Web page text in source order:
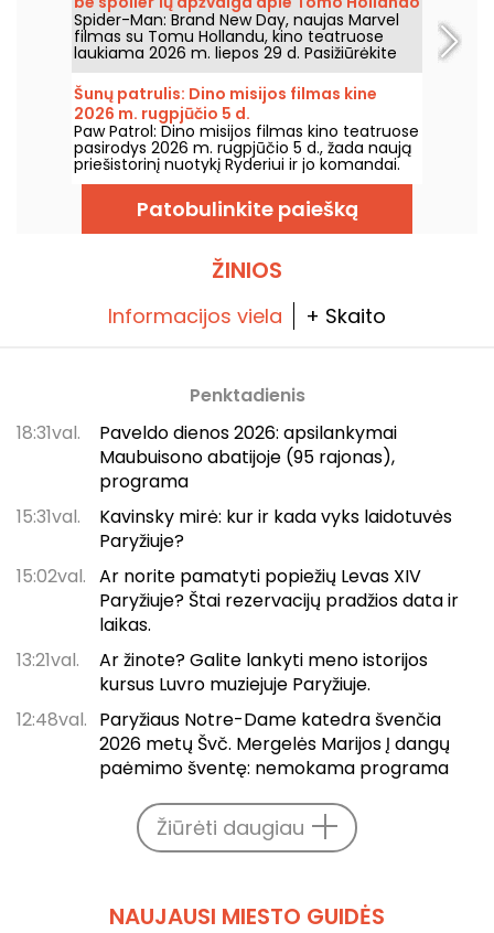
grįžimą į Žmogų-Vorą
Spider-Man: Brand New Day, naujas Marvel
filmas su Tomu Hollandu, kino teatruose
laukiama 2026 m. liepos 29 d. Pasižiūrėkite
mūsų apžvalgą!
Šunų patrulis: Dino misijos filmas kine
2026 m. rugpjūčio 5 d.
Paw Patrol: Dino misijos filmas kino teatruose
pasirodys 2026 m. rugpjūčio 5 d., žada naują
priešistorinį nuotykį Ryderiui ir jo komandai.
Patobulinkite paiešką
ŽINIOS
Informacijos viela + Skaito
Penktadienis
18:31val.
Paveldo dienos 2026: apsilankymai
Maubuisono abatijoje (95 rajonas),
programa
15:31val.
Kavinsky mirė: kur ir kada vyks laidotuvės
Paryžiuje?
15:02val. Ar norite pamatyti popiežių Levas XIV
Paryžiuje? Štai rezervacijų pradžios data ir
laikas.
13:21val.
Ar žinote? Galite lankyti meno istorijos
kursus Luvro muziejuje Paryžiuje.
12:48val. Paryžiaus Notre-Dame katedra švenčia
2026 metų Švč. Mergelės Marijos Į dangų
paėmimo šventę: nemokama programa
Žiūrėti daugiau
NAUJAUSI MIESTO GUIDĖS